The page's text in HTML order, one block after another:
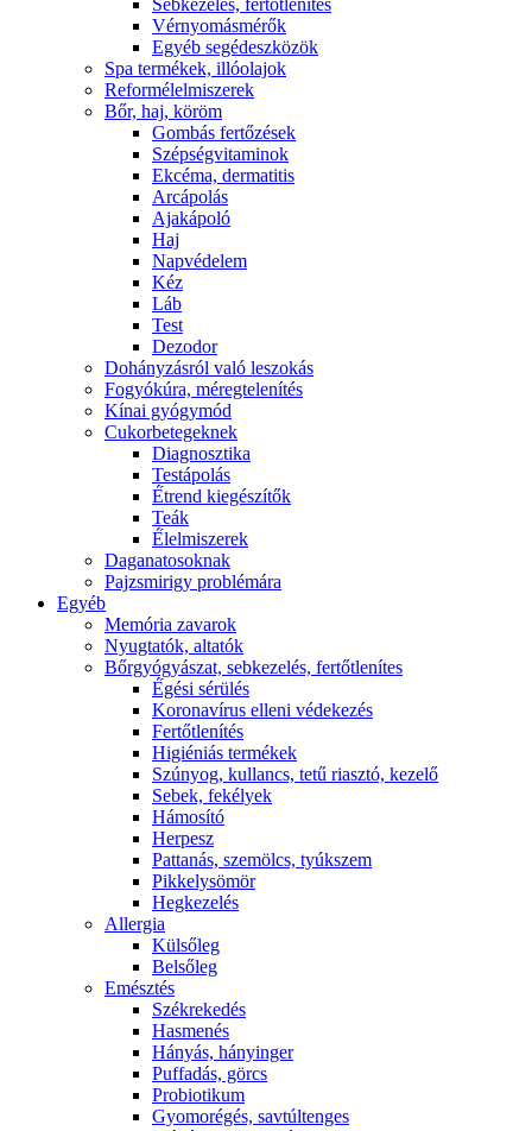
Sebkezelés, fertőtlenítés
Vérnyomásmérők
Egyéb segédeszközök
Spa termékek, illóolajok
Reformélelmiszerek
Bőr, haj, köröm
Gombás fertőzések
Szépségvitaminok
Ekcéma, dermatitis
Arcápolás
Ajakápoló
Haj
Napvédelem
Kéz
Láb
Test
Dezodor
Dohányzásról való leszokás
Fogyókúra, méregtelenítés
Kínai gyógymód
Cukorbetegeknek
Diagnosztika
Testápolás
É́trend kiegészítők
Teák
É́lelmiszerek
Daganatosoknak
Pajzsmirigy problémára
Egyéb
Memória zavarok
Nyugtatók, altatók
Bőrgyógyászat, sebkezelés, fertőtlenítes
É́gési sérülés
Koronavírus elleni védekezés
Fertőtlenítés
Higiéniás termékek
Szúnyog, kullancs, tetű riasztó, kezelő
Sebek, fekélyek
Hámosító
Herpesz
Pattanás, szemölcs, tyúkszem
Pikkelysömör
Hegkezelés
Allergia
Külsőleg
Belsőleg
Emésztés
Székrekedés
Hasmenés
Hányás, hányinger
Puffadás, görcs
Probiotikum
Gyomorégés, savtúltenges